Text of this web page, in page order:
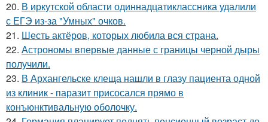
20. В иркутской области одиннадцатиклассника удалили
с ЕГЭ из-за "Умных" очков.
21. Шесть актёров, которых любила вся страна.
22. Астрономы впервые данные с границы черной дыры
получили.
23. В Архангельске клеща нашли в глазу пациента одной
из клиник - паразит присосался прямо в
конъюнктивальную оболочку.